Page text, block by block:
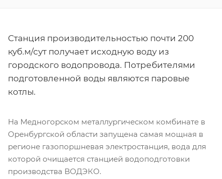
Станция производительностью почти 200
куб.м/сут получает исходную воду из
городского водопровода. Потребителями
подготовленной воды являются паровые
котлы.
На Медногорском металлургическом комбинате в
Оренбургской области запущена самая мощная в
регионе газопоршневая электростанция, вода для
которой очищается станцией водоподготовки
производства ВОДЭКО.